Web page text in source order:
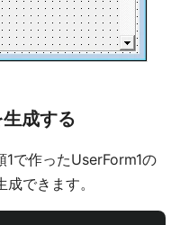
成する
で作ったUserForm1の
できます。